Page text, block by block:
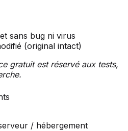
sans bug ni virus
(original intact)
gratuit est réservé aux tests,
/ hébergement